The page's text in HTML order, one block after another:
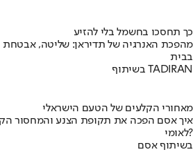
כך תחסכו בחשמל בלי להזיע
מהפכת האנרגיה של תדיראן: שליטה, אבטחת
בבית
בשיתוף TADIRAN
מאחורי הקלעים של הטעם הישראלי
לאומי?
בשיתוף אסם